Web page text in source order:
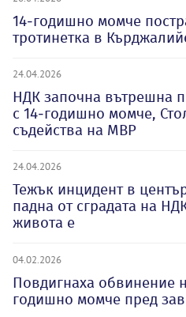
14-годишно момче
тротинетка в
24.04.2026
НДК започна вътрешна
с 14-годишно момче,
съдейства на МВР
24.04.2026
Тежък инцидент в
падна от сградата на
живота е
04.02.2026
Повдигнаха обвинение
годишно момче пред